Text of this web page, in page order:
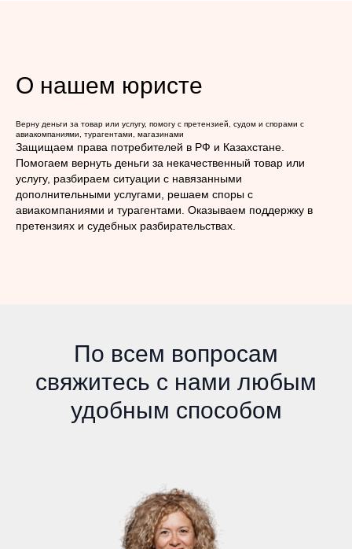
О нашем юристе
Верну деньги за товар или услугу, помогу с претензией, судом и спорами с
авиакомпаниями, турагентами, магазинами
Защищаем права потребителей в РФ и Казахстане.
Помогаем вернуть деньги за некачественный товар или
услугу, разбираем ситуации с навязанными
дополнительными услугами, решаем споры с
авиакомпаниями и турагентами. Оказываем поддержку в
претензиях и судебных разбирательствах.
По всем вопросам
свяжитесь с нами любым
удобным способом